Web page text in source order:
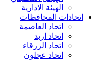
الهيئة الادارية
اتحادات المحافظات
اتحاد العاصمة
اتحاد اربد
اتحاد الزرقاء
اتحاد عجلون